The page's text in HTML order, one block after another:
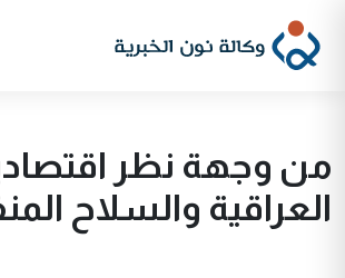
من وجهة نظر
العراقية والسلاح